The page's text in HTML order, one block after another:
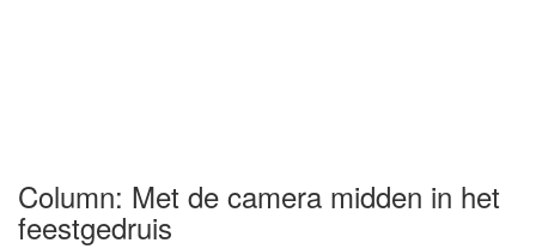
Column: Met de camera midden in het
feestgedruis